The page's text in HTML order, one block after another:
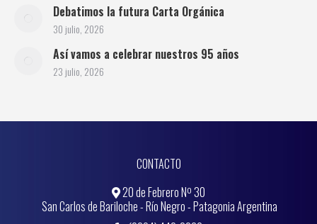
Debatimos la futura Carta Orgánica
30 julio, 2026
Así vamos a celebrar nuestros 95 años
23 julio, 2026
CONTACTO
20 de Febrero Nº 30
San Carlos de Bariloche - Río Negro - Patagonia Argentina